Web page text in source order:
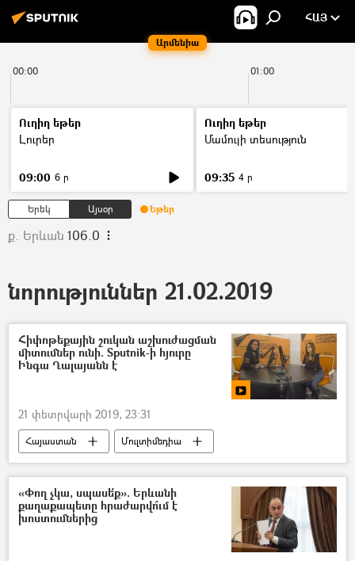
Արմենիա
ՀԱՅ
00:00 01:00
Ուղիղ եթեր
Լուրեր
09:00 6 ր
Ուղիղ եթեր
Մամուլի տեսություն
09:35 4 ր
Երեկ Այսօր Եթեր
ք. Երևան 106.0
նորություններ 21.02.2019
Հիփոթեքային շուկան աշխուժացման
միտումներ ունի. Sputnik-ի հյուրը
Ինգա Ղալայանն է
21 փետրվարի 2019, 23:31
Հայաստան
Մուլտիմեդիա
Տեսանյութեր
ՌԱԴԻՈ
«Փող չկա, սպասե՛ք». Երևանի
քաղաքապետը հրաժարվո՞ւմ է
խոստումներից